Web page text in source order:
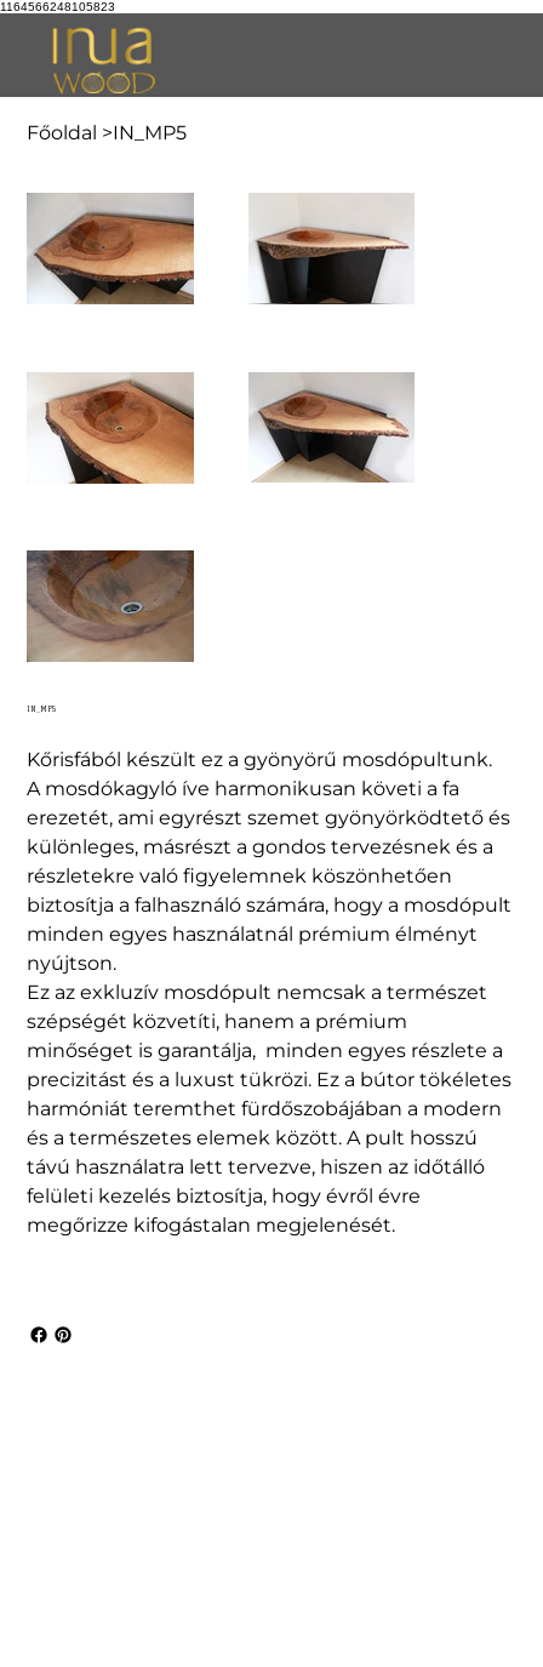
1164566248105823
Főoldal >IN_MP5
IN_MP5
Kőrisfából készült ez a gyönyörű mosdópultunk.
A mosdókagyló íve harmonikusan követi a fa
erezetét, ami egyrészt szemet gyönyörködtető és
különleges, másrészt a gondos tervezésnek és a
részletekre való figyelemnek köszönhetően
biztosítja a falhasználó számára, hogy a mosdópult
minden egyes használatnál prémium élményt
nyújtson.
Ez az exkluzív mosdópult nemcsak a természet
szépségét közvetíti, hanem a prémium
minőséget is garantálja, minden egyes részlete a
precizitást és a luxust tükrözi. Ez a bútor tökéletes
harmóniát teremthet fürdőszobájában a modern
és a természetes elemek között. A pult hosszú
távú használatra lett tervezve, hiszen az időtálló
felületi kezelés biztosítja, hogy évről évre
megőrizze kifogástalan megjelenését.